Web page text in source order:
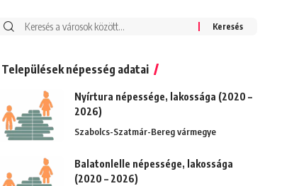
Keresés:
Települések népesség adatai
Nyírtura népessége, lakossága (2020 –
2026)
Szabolcs-Szatmár-Bereg vármegye
Balatonlelle népessége, lakossága
(2020 – 2026)